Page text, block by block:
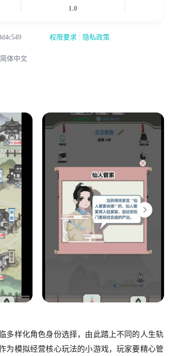
1.0
权限要求 隐私政策
简体中文
多样化角色身份选择，由此踏上不同的人生轨
为模拟经营核心玩法的小游戏，玩家要精心管